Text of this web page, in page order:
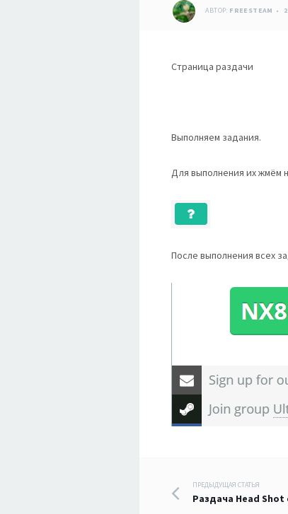
АВТОР: FREESTEAM
Страница раздачи
Выполняем задания.
Для выполнения их жмём
После выполнения всех
ПРЕДЫДУЩАЯ СТАТЬЯ
Раздача Head Shot